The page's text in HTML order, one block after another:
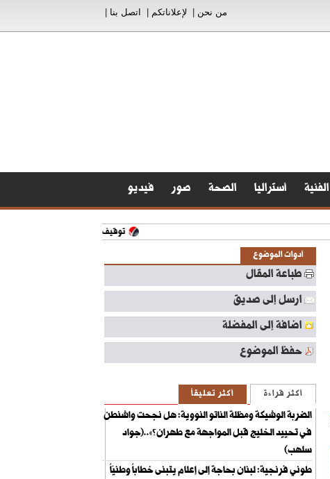
من نحن لإعلاناتكم اتصل بنا
الفنية أستراليا الصحة صور فيديو
توقيف مشتبه به بعمليات نشل
أدوات الموضوع
طباعة المقال
ارسل إلى صديق
اضافة إلى المفضلة
حفظ الموضوع
أكثر قراءة أكثر تعليقاً
الضربة الوشيكة ومظلة الناتو النووية: هل نجحت واشنطن
في تحييد الخليج قبل المواجهة مع طهران؟»..(جواد
سلهب)
طوني فرنجية: لبنان بحاجة إلى إعلام يتبنى خطاباً وطنيّاً